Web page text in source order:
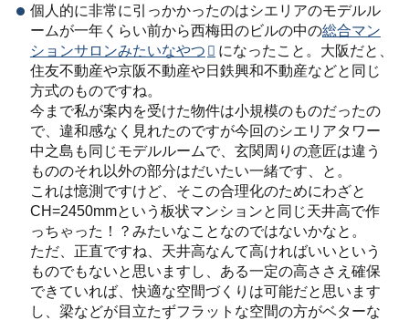
個人的に非常に引っかかったのはシエリアのモデルル
ームが一年くらい前から西梅田のビルの中の総合マン
ションサロンみたいなやつ
になったこと。大阪だと、
住友不動産や京阪不動産や日鉄興和不動産などと同じ
方式のものですね。
今まで私が案内を受けた物件は小規模のものだったの
で、違和感なく見れたのですが今回のシエリアタワー
中之島も同じモデルルームで、玄関周りの意匠は違う
もののそれ以外の部分はだいたい一緒です、と。
これは憶測ですけど、そこの合理化のためにわざと
CH=2450mmという板状マンションと同じ天井高で作
っちゃった！？みたいなことなのではないかなと。
ただ、正直ですね、天井高なんて高ければいいという
ものでもないと思いますし、ある一定の高ささえ確保
できていれば、快適な空間づくりは可能だと思います
し、梁などが目立たずフラットな空間の方がベターな